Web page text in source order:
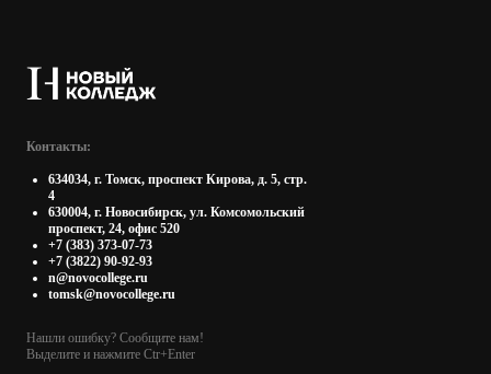
Контакты:
634034, г. Томск, проспект Кирова, д. 5, стр.
4
630004, г. Новосибирск, ул. Комсомольский
проспект, 24, офис 520
+7 (383) 373-07-73
+7 (3822) 90-92-93
n@novocollege.ru
tomsk@novocollege.ru
Нашли ошибку? Сообщите нам!
Выделите и нажмите Ctr+Enter